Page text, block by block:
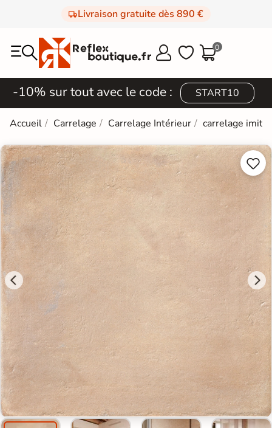
Livraison gratuite dès 890 €
  0
-10% sur tout avec le code : START10
Accueil Carrelage Carrelage Intérieur carrelage

